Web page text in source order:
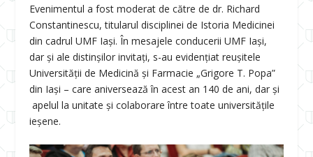
Evenimentul a fost moderat de către de dr. Richard
Constantinescu, titularul disciplinei de Istoria Medicinei
din cadrul UMF Iași. În mesajele conducerii UMF Iași,
dar și ale distinșilor invitați, s-au evidențiat reușitele
Universității de Medicină și Farmacie „Grigore T. Popa”
din Iași – care aniversează în acest an 140 de ani, dar și
apelul la unitate și colaborare între toate universitățile
ieșene.